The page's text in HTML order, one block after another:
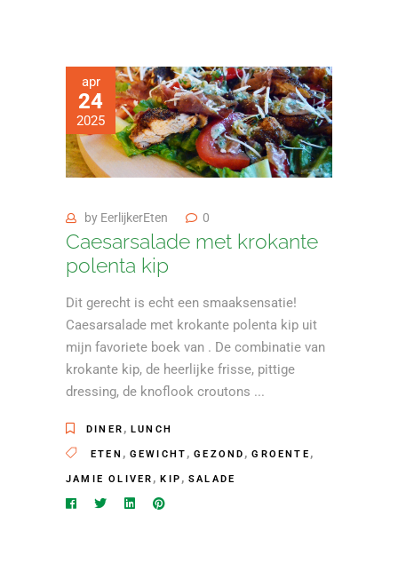
apr
24
2025
by EerlijkerEten 0
Caesarsalade met krokante
polenta kip
Dit gerecht is echt een smaaksensatie!
Caesarsalade met krokante polenta kip uit
mijn favoriete boek van . De combinatie van
krokante kip, de heerlijke frisse, pittige
dressing, de knoflook croutons
DINER , LUNCH
ETEN , GEWICHT ,GEZOND ,GROENTE ,
JAMIE OLIVER ,KIP ,SALADE